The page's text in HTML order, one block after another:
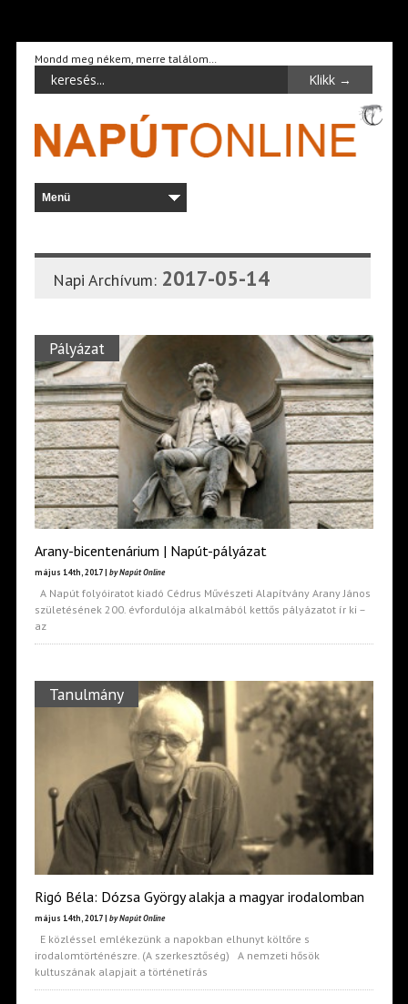
Mondd meg nékem, merre találom…
Napi Archívum: 2017-05-14
Pályázat
Arany-bicentenárium | Napút-pályázat
május 14th, 2017 | by Napút Online
A Napút folyóiratot kiadó Cédrus Művészeti Alapítvány Arany János
születésének 200. évfordulója alkalmából kettős pályázatot ír ki –
az
Tanulmány
Rigó Béla: Dózsa György alakja a magyar irodalomban
május 14th, 2017 | by Napút Online
E közléssel emlékezünk a napokban elhunyt költőre s
irodalomtörténészre. (A szerkesztőség) A nemzeti hősök
kultuszának alapjait a történetírás